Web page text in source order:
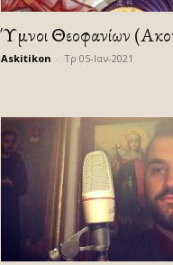
Ύμνοι Θεοφανίων
Askitikon Τρ 05-Ιαν-2021